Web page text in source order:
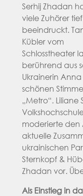
Serhij Zhadan
viele Zuhörer tief
beeindruckt.
Kübler vom
Schlosstheater
berührend aus
Ukrainerin
schönen
„Metro“. Liliane
moderierte
aktuelle
ukrainischen
Sternkopf &
Zhadan vor.
Als Einstieg in